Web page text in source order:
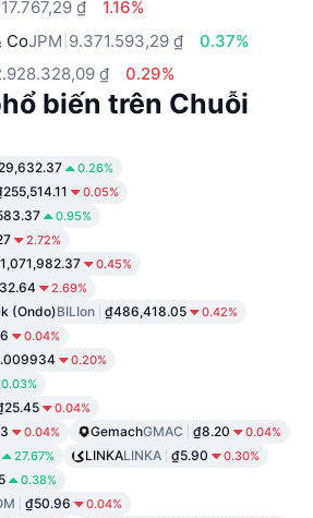
₫
1.16%
CoJPM 9.371.593,29 ₫
0.37%
₫ 0.29%
biến trên Chuỗi
0.26%
0.05%
0.95%
2.72%
0.45%
2.69%
(Ondo)BILIon ₫486,418.05 0.42%
0.04%
0.20%
0.03%
0.04%
0.04% GemachGMAC ₫8.20 0.04%
27.67% LINKALINKA ₫5.90 0.30%
0.38%
₫50.96 0.04%